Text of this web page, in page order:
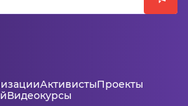
АктивистыПроекты
Видеокурсы